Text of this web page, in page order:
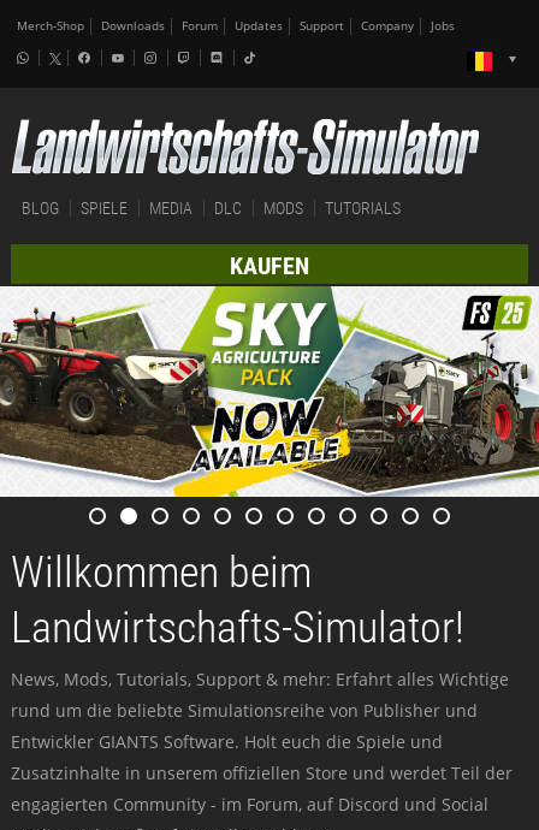
Merch-Shop Downloads Forum Updates Support Company Jobs
BLOG SPIELE MEDIA DLC MODS TUTORIALS
KAUFEN
Willkommen beim
Landwirtschafts-Simulator!
News, Mods, Tutorials, Support & mehr: Erfahrt alles Wichtige
rund um die beliebte Simulationsreihe von Publisher und
Entwickler GIANTS Software. Holt euch die Spiele und
Zusatzinhalte in unserem offiziellen Store und werdet Teil der
engagierten Community - im Forum, auf Discord und Social